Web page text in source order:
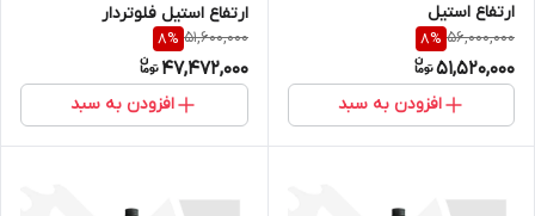
ارتفاع استیل
56,000,000
8%
51,520,000
افزودن به سبد
ارتفاع استیل فلوتردار
51,600,000
8%
47,472,000
افزودن به سبد